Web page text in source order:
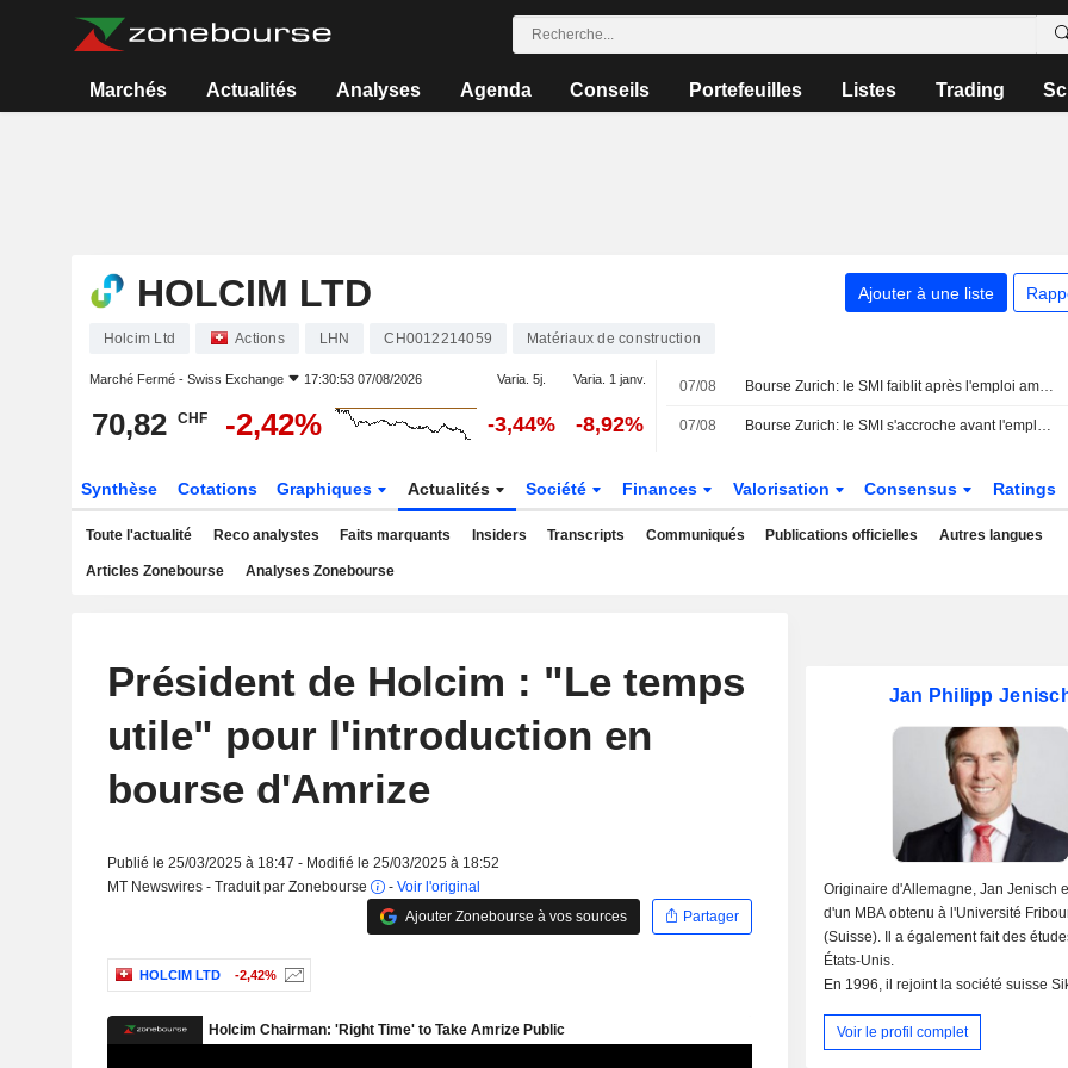
Marchés Actualités Analyses Agenda Conseils Portefeuilles Listes Trading
HOLCIM LTD Ajouter à une liste
Holcim Ltd Actions LHN CH0012214059 Matériaux de construction
Marché Fermé - Swiss Exchange 17:30:53 07/08/2026 Varia. 5j. Varia. 1 janv.
70,82 CHF -2,42% -3,44% -8,92%
07/08 Bourse Zurich: le SMI faiblit après l'emploi américain
07/08 Bourse Zurich: le SMI s'accroche avant l'emploi américain
Synthèse Cotations Graphiques Actualités Société Finances Valorisation Consensus Ratings
Toute l'actualité Reco analystes Faits marquants Insiders Transcripts Communiqués Publications officielles Autres langues
Articles Zonebourse Analyses Zonebourse
Président de Holcim : "Le temps
utile" pour l'introduction en
bourse d'Amrize
Publié le 25/03/2025 à 18:47 - Modifié le 25/03/2025 à 18:52
MT Newswires - Traduit par Zonebourse
- Voir l'original
Ajouter Zonebourse à vos sources
Partager
HOLCIM LTD -2,42%
Jan Philipp
Originaire d'Allemagne, Jan Jenisch
d'un MBA obtenu à l'Université
(Suisse). Il a également fait des
États-Unis.
En 1996, il rejoint la société suisse
produits pour les secteurs des
Voir le profil complet